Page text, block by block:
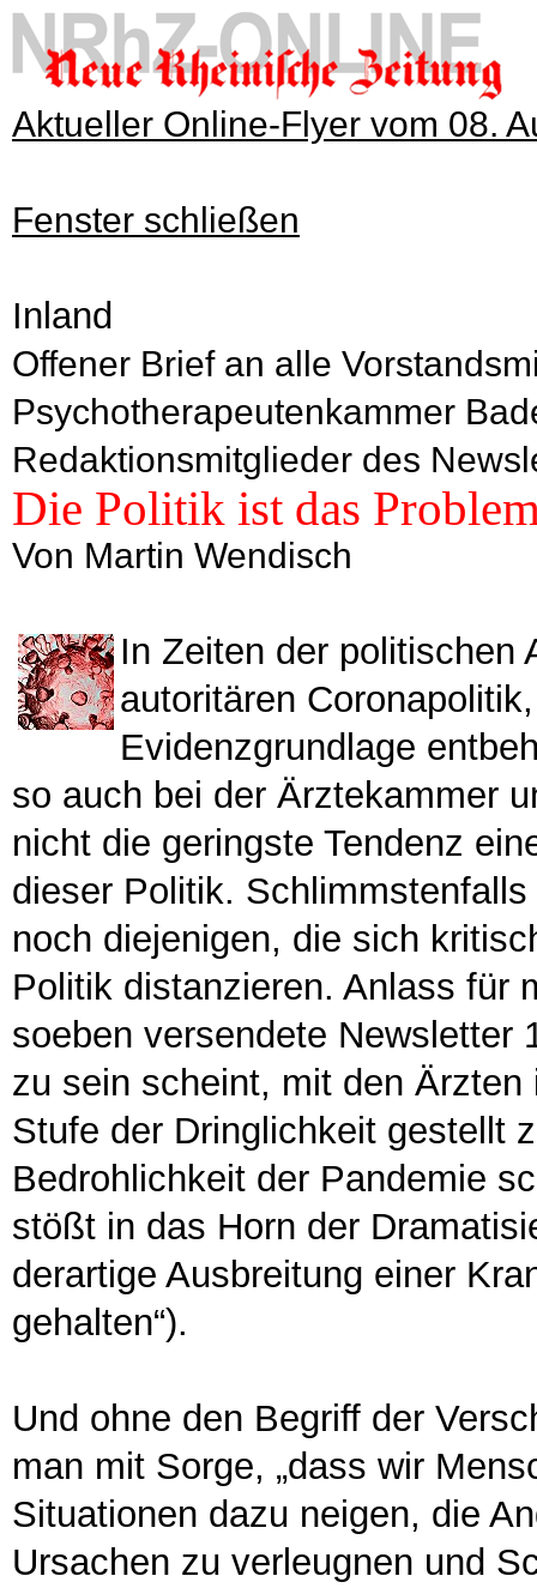
Aktueller Online-Flyer vom 08.
Fenster schließen
Inland
Offener Brief an alle
Psychotherapeutenkammer
Redaktionsmitglieder des
Die Politik ist das
Von Martin Wendisch
In Zeiten der politischen
autoritären
Evidenzgrundlage
so auch bei der Ärztekammer
nicht die geringste Tendenz
dieser Politik.
noch diejenigen, die sich
Politik distanzieren. Anlass für
soeben versendete Newsletter
zu sein scheint, mit den
Stufe der Dringlichkeit gestellt
Bedrohlichkeit der Pandemie
stößt in das Horn der
derartige Ausbreitung einer
gehalten“).
Und ohne den Begriff der
man mit Sorge, „dass wir
Situationen dazu neigen, die
Ursachen zu verleugnen und